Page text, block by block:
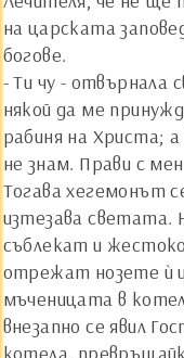
на царската
богове.
- Ти чу - отвърнала
някой да ме
рабиня на Христа;
не знам. Прави с
Тогава хегемонът
изтезава светата.
съблекат и
отрежат нозете ѝ
мъченицата в
внезапно се явил